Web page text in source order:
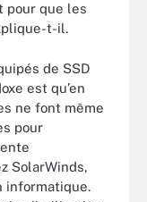
pour que les
t-il.
de SSD
est qu’en
ne font même
pour
SolarWinds,
informatique.